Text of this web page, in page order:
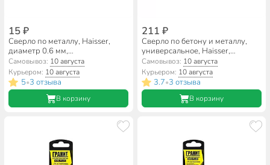
15 ₽
Сверло по металлу, Haisser,
диаметр 0.6 мм,
цилиндрический хвостовик,
HS101066
Самовывоз: 10 августа
Курьером: 10 августа
5•3 отзыва
В корзину
211 ₽
Сверло по бетону и металлу,
универсальное, Haisser,
диаметр 5 мм, цилиндрический
хвостовик, HS105101
Самовывоз: 10 августа
Курьером: 10 августа
3.7•3 отзыва
В корзину